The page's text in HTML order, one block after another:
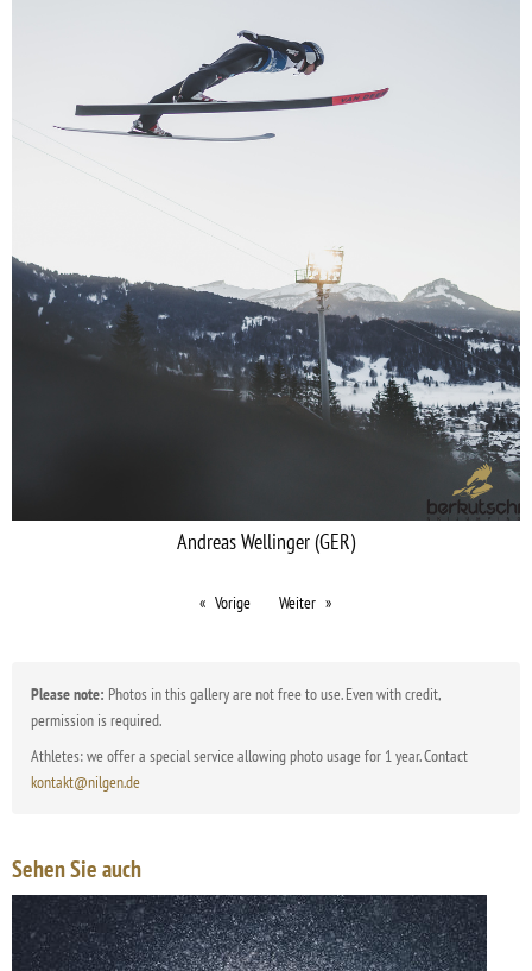
Andreas Wellinger (GER)
Vorige Weiter
Please note: Photos in this gallery are not free to use. Even with credit,
permission is required.
Athletes: we offer a special service allowing photo usage for 1 year. Contact
kontakt@nilgen.de
Sehen Sie auch